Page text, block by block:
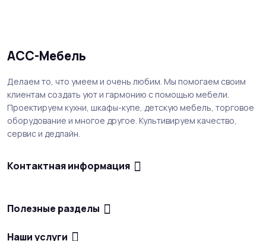
АСС-Мебель
Делаем то, что умеем и очень любим. Мы помогаем своим
клиентам создать уют и гармонию с помощью мебели.
Проектируем кухни, шкафы-купе, детскую мебель, торговое
оборудование и многое другое. Культивируем качество,
сервис и дедлайн.
Контактная информация
Полезные разделы
Наши услуги